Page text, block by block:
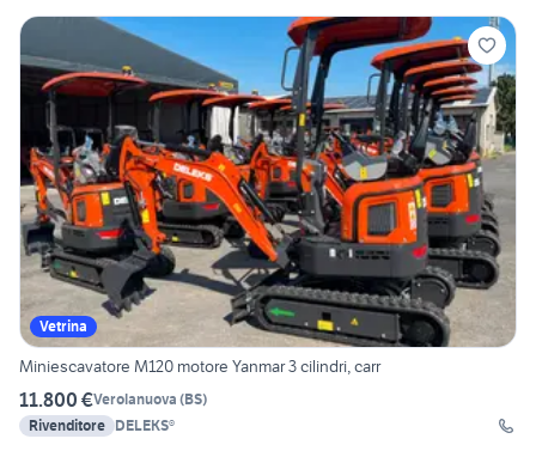
Vetrina
Miniescavatore M120 motore Yanmar 3 cilindri, carr
11.800 €Verolanuova (BS)
Rivenditore DELEKS®